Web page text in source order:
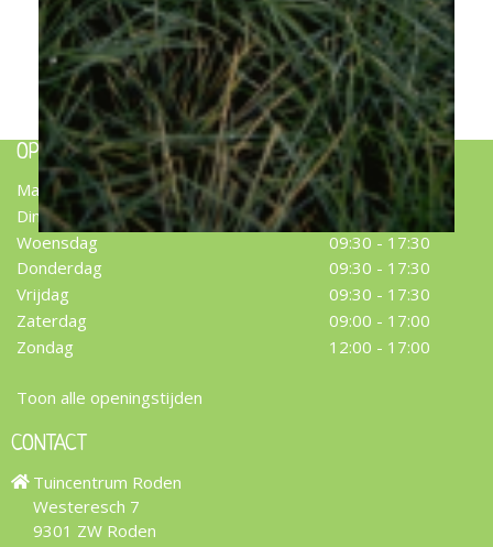
Blauw schapengras
Festuca glauca
OPENINGSTIJDEN
Maandag
09:30 - 17:30
Dinsdag
09:30 - 17:30
Woensdag
09:30 - 17:30
Donderdag
09:30 - 17:30
Vrijdag
09:30 - 17:30
Zaterdag
09:00 - 17:00
Zondag
12:00 - 17:00
Toon alle openingstijden
CONTACT
Tuincentrum Roden
Westeresch 7
9301 ZW Roden